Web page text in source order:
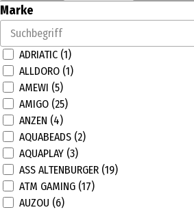
Marke
ADRIATIC (1)
ALLDORO (1)
AMEWI (5)
AMIGO (25)
ANZEN (4)
AQUABEADS (2)
AQUAPLAY (3)
ASS ALTENBURGER (19)
ATM GAMING (17)
AUZOU (6)